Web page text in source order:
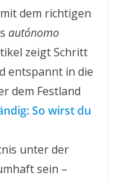
dem richtigen
autónomo
zeigt Schritt
entspannt in die
dem Festland
So wirst du
unter der
sein –